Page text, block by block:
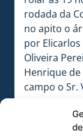
rodada da
no apito o
por
Oliveira
Henrique
campo o Sr.